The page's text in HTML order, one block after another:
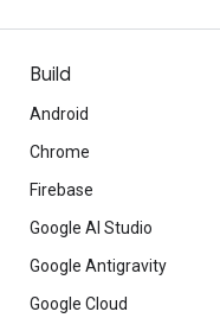
Build
Android
Chrome
Firebase
Google AI Studio
Google Antigravity
Google Cloud